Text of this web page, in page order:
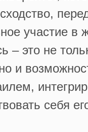
участие в
– это не
и
себя